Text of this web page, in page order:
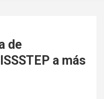
de
a más